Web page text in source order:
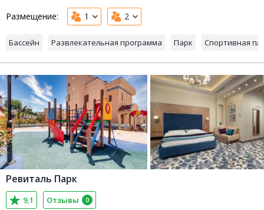
Размещение: 1 2
Бассейн Развлекательная программа Парк Спортивная
Ревиталь Парк
9,1 Отзывы 0